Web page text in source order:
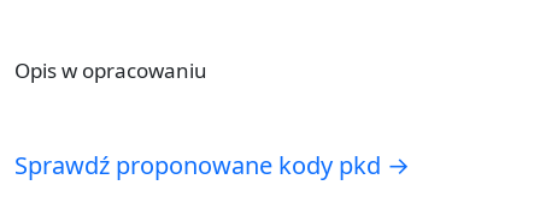
Opis w opracowaniu
Sprawdź proponowane kody pkd →